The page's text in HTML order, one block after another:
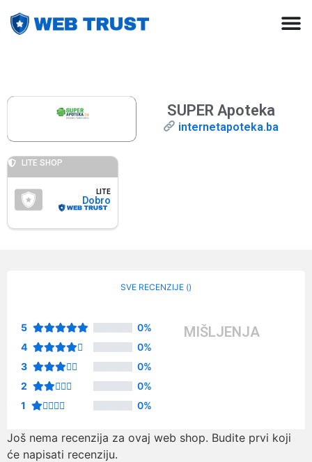
SUPER Apoteka
internetapoteka.ba
LITE SHOP
LITE
Dobro
SVE RECENZIJE ()
5
0%
4
0%
3
0%
2
0%
1
0%
MIŠLJENJA
Još nema recenzija za ovaj web shop. Budite prvi koji
će napisati recenziju.